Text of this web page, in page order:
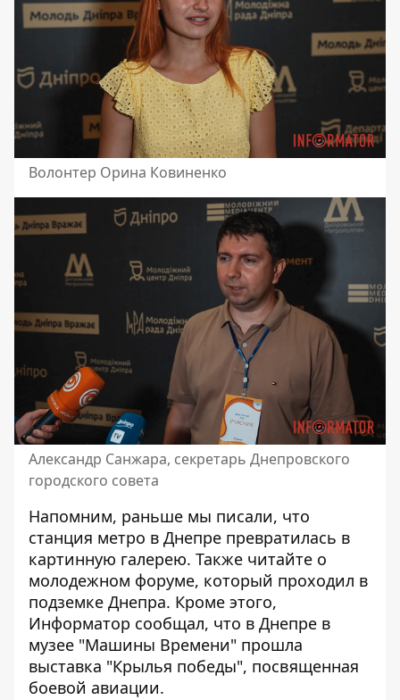
Волонтер Орина Ковиненко
Александр Санжара, секретарь Днепровского
городского совета
Напомним, раньше мы писали, что
станция метро в Днепре превратилась в
картинную галерею. Также читайте о
молодежном форуме, который проходил в
подземке Днепра. Кроме этого,
Информатор сообщал, что в Днепре в
музее "Машины Времени" прошла
выставка "Крылья победы", посвященная
боевой авиации.